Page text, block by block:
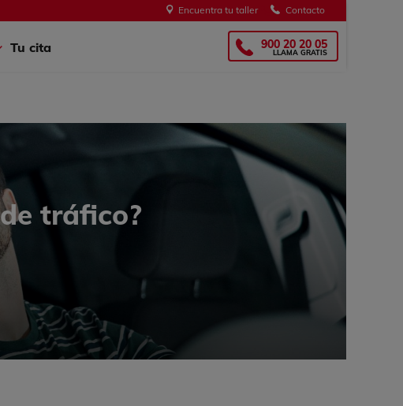
Encuentra tu taller Contacto
Tu cita 900 20 20 05
LLAMA GRATIS
®
tráfico?